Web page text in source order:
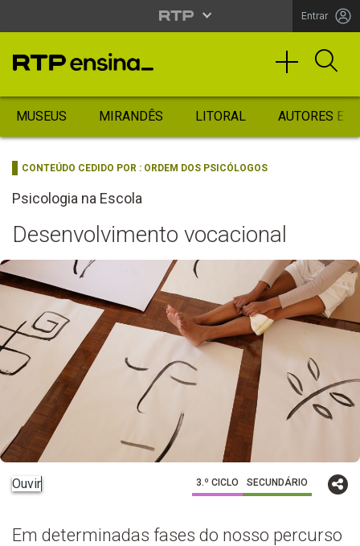
Entrar
MUSEUS MIRANDÊS LITORAL AUTORES
CONTEÚDO CEDIDO POR : ORDEM DOS PSICÓLOGOS
Psicologia na Escola
Desenvolvimento vocacional
Ouvir 3.º CICLO SECUNDÁRIO
Em determinadas fases do nosso percurso